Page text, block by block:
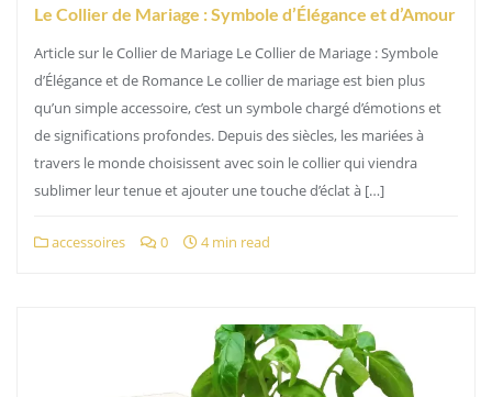
Le Collier de Mariage : Symbole d’Élégance et d’Amour
Article sur le Collier de Mariage Le Collier de Mariage : Symbole
d’Élégance et de Romance Le collier de mariage est bien plus
qu’un simple accessoire, c’est un symbole chargé d’émotions et
de significations profondes. Depuis des siècles, les mariées à
travers le monde choisissent avec soin le collier qui viendra
sublimer leur tenue et ajouter une touche d’éclat à […]
accessoires 0 4 min read